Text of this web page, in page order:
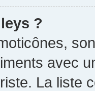
?
avec
La liste